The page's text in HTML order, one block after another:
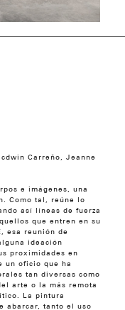
Carreño, Jeanne
e imágenes, una
Como tal, reúne lo
así líneas de fuerza
que entren en su
esa reunión de
ideación
proximidades en
un oficio que ha
tan diversas como
arte o la más remota
La pintura
abarcar, tanto el uso